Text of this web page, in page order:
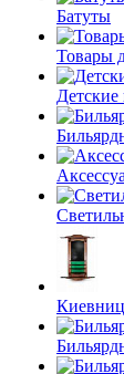
Батуты
Товары